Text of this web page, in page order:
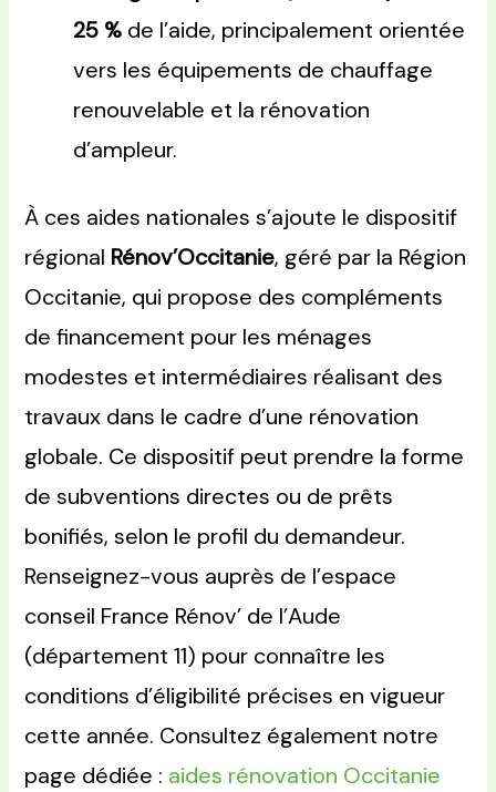
25 % de l’aide, principalement orientée
vers les équipements de chauffage
renouvelable et la rénovation
d’ampleur.
À ces aides nationales s’ajoute le dispositif
régional Rénov’Occitanie, géré par la Région
Occitanie, qui propose des compléments
de financement pour les ménages
modestes et intermédiaires réalisant des
travaux dans le cadre d’une rénovation
globale. Ce dispositif peut prendre la forme
de subventions directes ou de prêts
bonifiés, selon le profil du demandeur.
Renseignez-vous auprès de l’espace
conseil France Rénov’ de l’Aude
(département 11) pour connaître les
conditions d’éligibilité précises en vigueur
cette année. Consultez également notre
page dédiée : aides rénovation Occitanie